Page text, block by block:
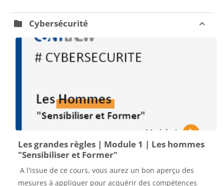
Cybersécurité
Les grandes règles | Module 1 | Les hommes
"Sensibiliser et Former"
A l'issue de ce cours, vous aurez un bon aperçu des
mesures à appliquer pour acquérir des compétences